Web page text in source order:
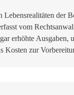
der
vom
erhöhte Ausgaben,
Kosten zur